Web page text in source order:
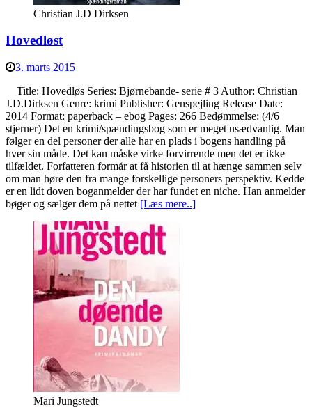
Christian J.D Dirksen
Hovedløst
3. marts 2015
Title: Hovedløs Series: Bjørnebande- serie # 3 Author: Christian
J.D.Dirksen Genre: krimi Publisher: Genspejling Release Date:
2014 Format: paperback – ebog Pages: 266 Bedømmelse: (4/6
stjerner) Det en krimi/spændingsbog som er meget usædvanlig. Man
følger en del personer der alle har en plads i bogens handling på
hver sin måde. Det kan måske virke forvirrende men det er ikke
tilfældet. Forfatteren formår at få historien til at hænge sammen selv
om man høre den fra mange forskellige personers perspektiv. Kedde
er en lidt doven boganmelder der har fundet en niche. Han anmelder
bøger og sælger dem på nettet [Læs mere..]
Mari Jungstedt